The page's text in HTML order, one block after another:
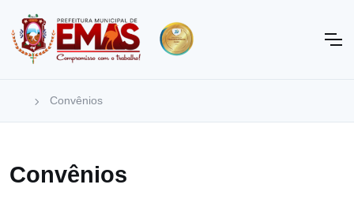
Convênios
Convênios